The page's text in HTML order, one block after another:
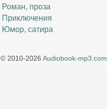
Роман, проза
Приключения
Юмор, сатира
© 2010-2026 Audiobook-mp3.com